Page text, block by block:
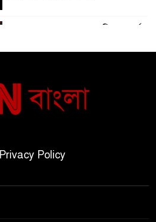
বাংলাদেশ ও কুয়েত: সেনাপ্রধান এবং
সহ-পররাষ্ট্রমন্ত্রীর সৌজন্য সাক্ষাৎ
অতিরিক্ত পুলিশ মহাপরিদর্শক
বিপিআই-এর জ্বালানি প্রশিক্ষণ
Privacy Policy